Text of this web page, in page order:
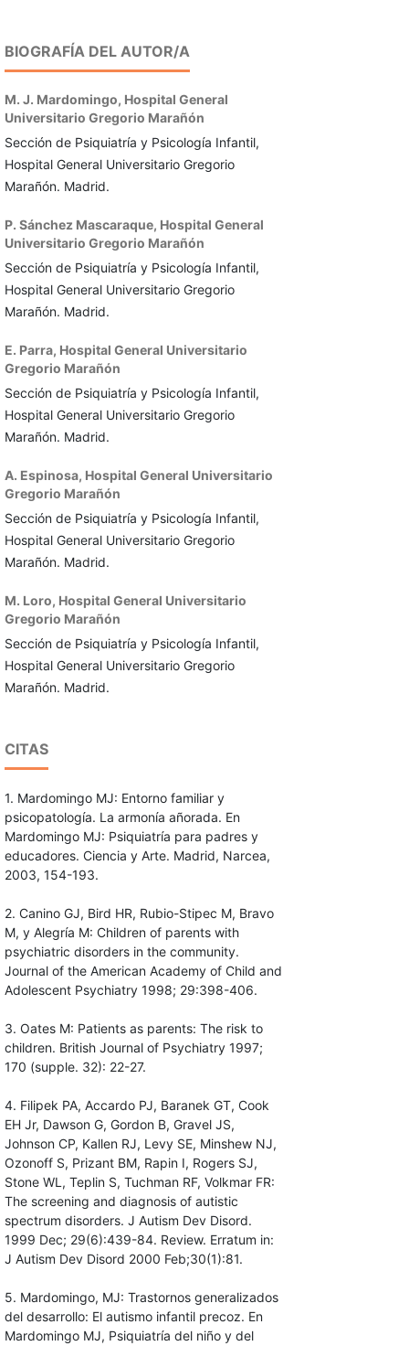
BIOGRAFÍA DEL AUTOR/A
M. J. Mardomingo, Hospital General
Universitario Gregorio Marañón
Sección de Psiquiatría y Psicología Infantil,
Hospital General Universitario Gregorio
Marañón. Madrid.
P. Sánchez Mascaraque, Hospital General
Universitario Gregorio Marañón
Sección de Psiquiatría y Psicología Infantil,
Hospital General Universitario Gregorio
Marañón. Madrid.
E. Parra, Hospital General Universitario
Gregorio Marañón
Sección de Psiquiatría y Psicología Infantil,
Hospital General Universitario Gregorio
Marañón. Madrid.
A. Espinosa, Hospital General Universitario
Gregorio Marañón
Sección de Psiquiatría y Psicología Infantil,
Hospital General Universitario Gregorio
Marañón. Madrid.
M. Loro, Hospital General Universitario
Gregorio Marañón
Sección de Psiquiatría y Psicología Infantil,
Hospital General Universitario Gregorio
Marañón. Madrid.
CITAS
1. Mardomingo MJ: Entorno familiar y
psicopatología. La armonía añorada. En
Mardomingo MJ: Psiquiatría para padres y
educadores. Ciencia y Arte. Madrid, Narcea,
2003, 154-193.
2. Canino GJ, Bird HR, Rubio-Stipec M, Bravo
M, y Alegría M: Children of parents with
psychiatric disorders in the community.
Journal of the American Academy of Child and
Adolescent Psychiatry 1998; 29:398-406.
3. Oates M: Patients as parents: The risk to
children. British Journal of Psychiatry 1997;
170 (supple. 32): 22-27.
4. Filipek PA, Accardo PJ, Baranek GT, Cook
EH Jr, Dawson G, Gordon B, Gravel JS,
Johnson CP, Kallen RJ, Levy SE, Minshew NJ,
Ozonoff S, Prizant BM, Rapin I, Rogers SJ,
Stone WL, Teplin S, Tuchman RF, Volkmar FR:
The screening and diagnosis of autistic
spectrum disorders. J Autism Dev Disord.
1999 Dec; 29(6):439-84. Review. Erratum in:
J Autism Dev Disord 2000 Feb;30(1):81.
5. Mardomingo, MJ: Trastornos generalizados
del desarrollo: El autismo infantil precoz. En
Mardomingo MJ, Psiquiatría del niño y del